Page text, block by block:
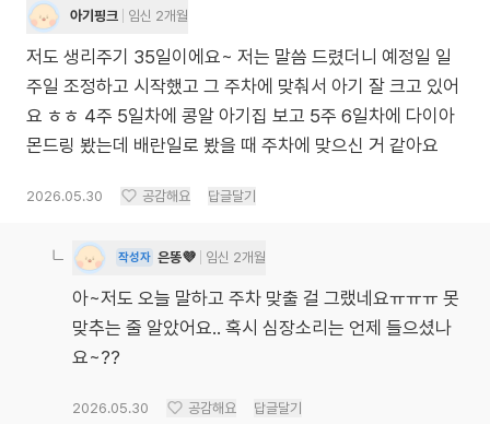
아기핑크 임신 2개월
저도 생리주기 35일이에요~ 저는 말씀 드렸더니 예정일 일
주일 조정하고 시작했고 그 주차에 맞춰서 아기 잘 크고 있어
요 ㅎㅎ 4주 5일차에 콩알 아기집 보고 5주 6일차에 다이아
몬드링 봤는데 배란일로 봤을 때 주차에 맞으신 거 같아요
2026.05.30 공감해요 답글달기
작성자 은똥💜 임신 2개월
아~저도 오늘 말하고 주차 맞출 걸 그랬네요ㅠㅠㅠ 못
맞추는 줄 알았어요.. 혹시 심장소리는 언제 들으셨나
요~??
2026.05.30 공감해요 답글달기